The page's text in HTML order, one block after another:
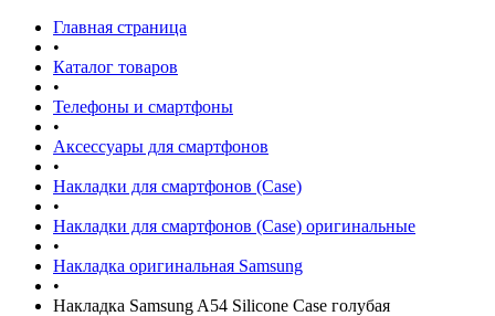
Главная страница
•
Каталог товаров
•
Телефоны и смартфоны
•
Аксессуары для смартфонов
•
Накладки для смартфонов (Case)
•
Накладки для смартфонов (Case) оригинальные
•
Накладка оригинальная Samsung
•
Накладка Samsung A54 Silicone Case голубая